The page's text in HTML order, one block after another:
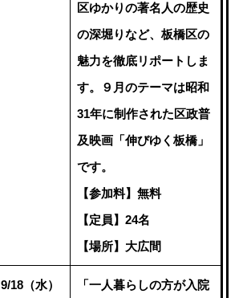
区ゆかりの著名人の歴史
の深堀りなど、板橋区の
魅力を徹底リポートしま
す。９月のテーマは昭和
31年に制作された区政普
及映画「伸びゆく板橋」
です。
【参加料】無料
【定員】24名
【場所】大広間
9/18（水）
「一人暮らしの方が入院